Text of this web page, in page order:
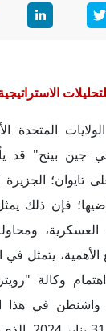
المتحدة
جين بينج" قد
تايوان؛ الجزيرة
فإن ذلك
العسكرية،
يتمثل
وكالة
واشنطن في هذا